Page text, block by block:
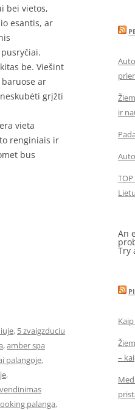
bei vietos,
esantis, ar
be. Viešint
ar
grįžti
vieta
renginiais ir
bus
, 5 zvaigzduciu
,amber spa
palangoje,
,
palanga,
ir
An
Try
–